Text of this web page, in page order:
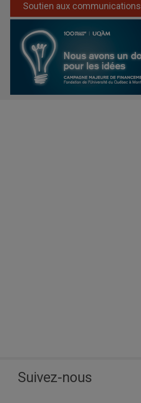
Soutien aux communications
Suivez-nous